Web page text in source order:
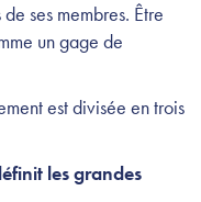
ses membres. Être
un gage de
est divisée en trois
les grandes